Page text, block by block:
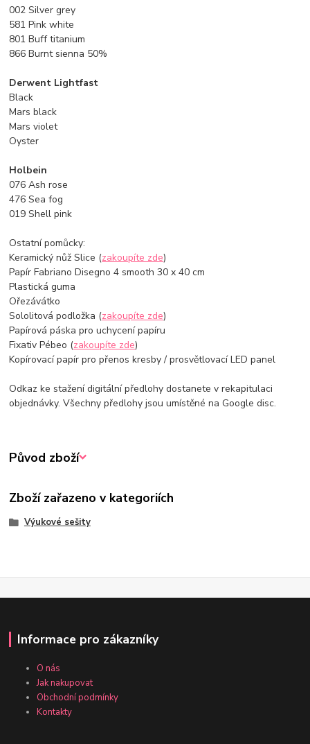
002 Silver grey
581 Pink white
801 Buff titanium
866 Burnt sienna 50%
Derwent Lightfast
Black
Mars black
Mars violet
Oyster
Holbein
076 Ash rose
476 Sea fog
019 Shell pink
Ostatní pomůcky:
Keramický nůž Slice (zakoupíte zde)
Papír Fabriano Disegno 4 smooth 30 x 40 cm
Plastická guma
Ořezávátko
Sololitová podložka (zakoupíte zde)
Papírová páska pro uchycení papíru
Fixativ Pébeo (zakoupíte zde)
Kopírovací papír pro přenos kresby / prosvětlovací LED panel
Odkaz ke stažení digitální předlohy dostanete v rekapitulaci
objednávky. Všechny předlohy jsou umístěné na Google disc.
Původ zboží
Zboží zařazeno v kategoriích
Výukové sešity
Informace pro zákazníky
O nás
Jak nakupovat
Obchodní podmínky
Kontakty